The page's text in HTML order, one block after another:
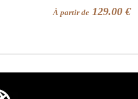
À partir de129.00 €